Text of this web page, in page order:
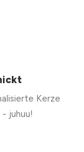
Kerze
juhuu!